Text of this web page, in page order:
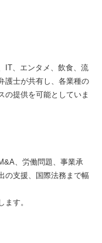
IT、エンタメ、飲食、流
護士が共有し、各業種の
の提供を可能としていま
、労働問題、事業承
の支援、国際法務まで幅
す。